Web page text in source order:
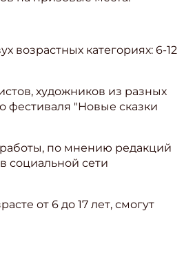
возрастных категориях: 6-12
художников из разных
фестиваля "Новые сказки
по мнению редакций
социальной сети
от 6 до 17 лет, смогут